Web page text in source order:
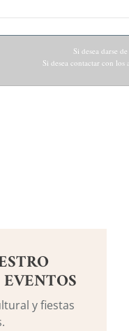
Si desea darse
Si desea contactar con
y fiestas